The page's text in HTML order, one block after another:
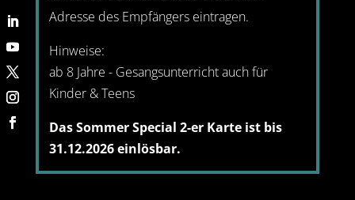
Adresse des Empfängers eintragen.
Hinweise:
ab 8 Jahre - Gesangsunterricht auch für
Kinder & Teens
Das Sommer Special 2-er Karte ist bis
31.12.2026 einlösbar.